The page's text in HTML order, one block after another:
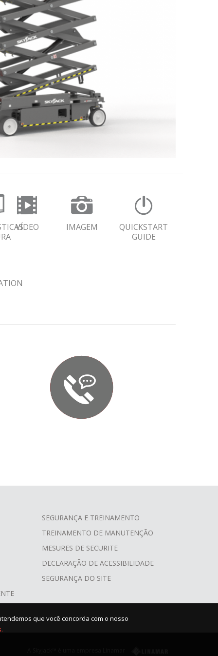
VÍDEO IMAGEM
QUICKSTART
GUIDE
SEGURANÇA E TREINAMENTO
TREINAMENTO DE MANUTENÇÃO
MESURES DE SECURITE
DECLARAÇÃO DE ACESSIBILIDADE
SEGURANÇA DO SITE
que você concorda com o nosso